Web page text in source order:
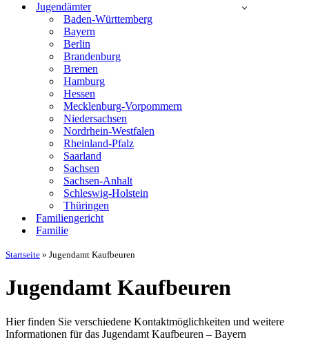
Jugendämter
Baden-Württemberg
Bayern
Berlin
Brandenburg
Bremen
Hamburg
Hessen
Mecklenburg-Vorpommern
Niedersachsen
Nordrhein-Westfalen
Rheinland-Pfalz
Saarland
Sachsen
Sachsen-Anhalt
Schleswig-Holstein
Thüringen
Familiengericht
Familie
Startseite » Jugendamt Kaufbeuren
Jugendamt Kaufbeuren
Hier finden Sie verschiedene Kontaktmöglichkeiten und weitere
Informationen für das Jugendamt Kaufbeuren – Bayern